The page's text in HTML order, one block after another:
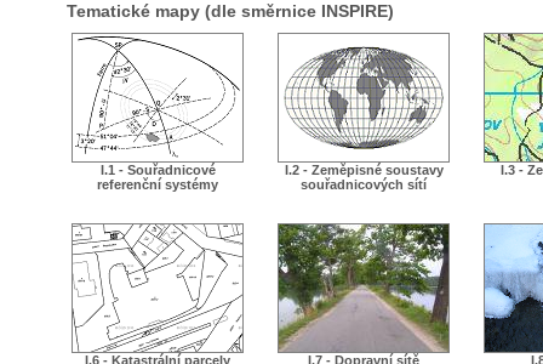
Tematické mapy (dle směrnice INSPIRE)
I.1 - Souřadnicové
referenční systémy
I.2 - Zeměpisné soustavy
souřadnicových sítí
I.3 -
I.6 - Katastrální parcely I.7 - Dopravní sítě